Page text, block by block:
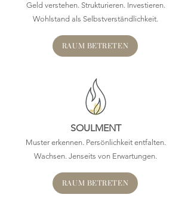
Geld verstehen. Strukturieren. Investieren.
Wohlstand als Selbstverständlichkeit.
RAUM BETRETEN
SOULMENT
Muster erkennen. Persönlichkeit entfalten.
Wachsen. Jenseits von Erwartungen.
RAUM BETRETEN